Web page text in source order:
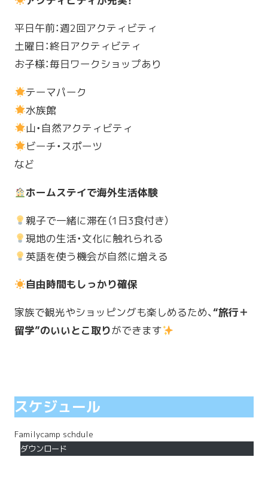
平日午前：週2回アクティビティ
土曜日：終日アクティビティ
お子様：毎日ワークショップあり
テーマパーク
水族館
山・自然アクティビティ
ビーチ・スポーツ
など
ホームステイで海外生活体験
親子で一緒に滞在（1日3食付き）
現地の生活・文化に触れられる
英語を使う機会が自然に増える
自由時間もしっかり確保
家族で観光やショッピングも楽しめるため、“旅行＋
留学”のいいとこ取りができます
スケジュール
Familycamp schdule
ダウンロード